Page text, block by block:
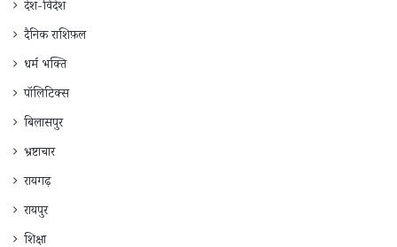
देश-विदेश
दैनिक राशिफ़ल
धर्म भक्ति
पॉलिटिक्स
बिलासपुर
भ्रष्टाचार
रायगढ़
रायपुर
शिक्षा